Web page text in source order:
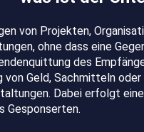
von Projekten,
ohne dass eine
des
Geld, Sachmitteln
Dabei erfolgt
Gesponserten.